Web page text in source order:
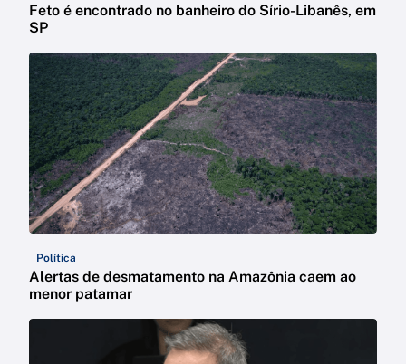
Feto é encontrado no banheiro do Sírio-Libanês, em
SP
Política
Alertas de desmatamento na Amazônia caem ao
menor patamar